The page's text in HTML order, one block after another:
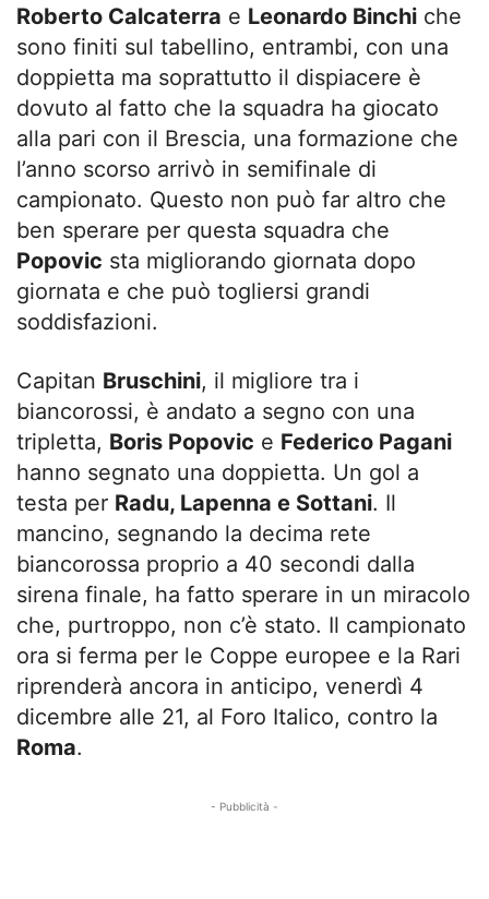
Roberto Calcaterra e Leonardo Binchi che
sono finiti sul tabellino, entrambi, con una
doppietta ma soprattutto il dispiacere è
dovuto al fatto che la squadra ha giocato
alla pari con il Brescia, una formazione che
l’anno scorso arrivò in semifinale di
campionato. Questo non può far altro che
ben sperare per questa squadra che
Popovic sta migliorando giornata dopo
giornata e che può togliersi grandi
soddisfazioni.
Capitan Bruschini, il migliore tra i
biancorossi, è andato a segno con una
tripletta, Boris Popovic e Federico Pagani
hanno segnato una doppietta. Un gol a
testa per Radu, Lapenna e Sottani. Il
mancino, segnando la decima rete
biancorossa proprio a 40 secondi dalla
sirena finale, ha fatto sperare in un miracolo
che, purtroppo, non c’è stato. Il campionato
ora si ferma per le Coppe europee e la Rari
riprenderà ancora in anticipo, venerdì 4
dicembre alle 21, al Foro Italico, contro la
Roma.
- Pubblicità -